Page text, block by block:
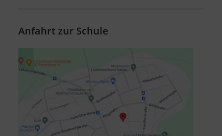
Anfahrt zur Schule